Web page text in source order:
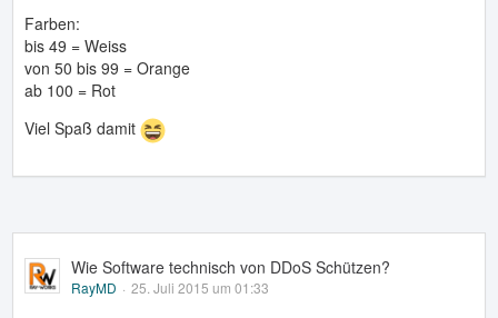
Farben:
bis 49 = Weiss
von 50 bis 99 = Orange
ab 100 = Rot
Viel Spaß damit
Wie Software technisch von DDoS Schützen?
RayMD 25. Juli 2015 um 01:33